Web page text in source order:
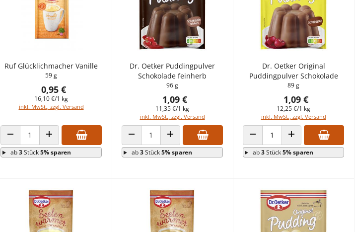
Ruf Glücklichmacher Vanille
59 g
0,95 €
16,10 €/1 kg
inkl. MwSt., zzgl. Versand
ANZAHL VERRINGERNANZAHL ERHÖHEN
ab3Stück5% sparen
Dr. Oetker Puddingpulver
Schokolade feinherb
96 g
1,09 €
11,35 €/1 kg
inkl. MwSt., zzgl. Versand
ANZAHL VERRINGERNANZAHL ERHÖHEN
ab3Stück5% sparen
Dr. Oetker Original
Puddingpulver Schokolade
89 g
1,09 €
12,25 €/1 kg
inkl. MwSt., zzgl. Versand
ANZAHL VERRINGERNANZAHL ERHÖHEN
ab3Stück5% sparen